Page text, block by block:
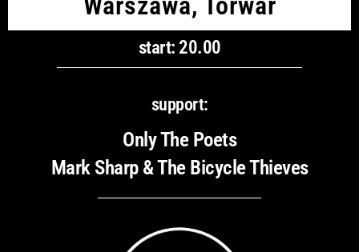
start: 20.00
support:
Only The Poets
Mark Sharp & The Bicycle Thieves